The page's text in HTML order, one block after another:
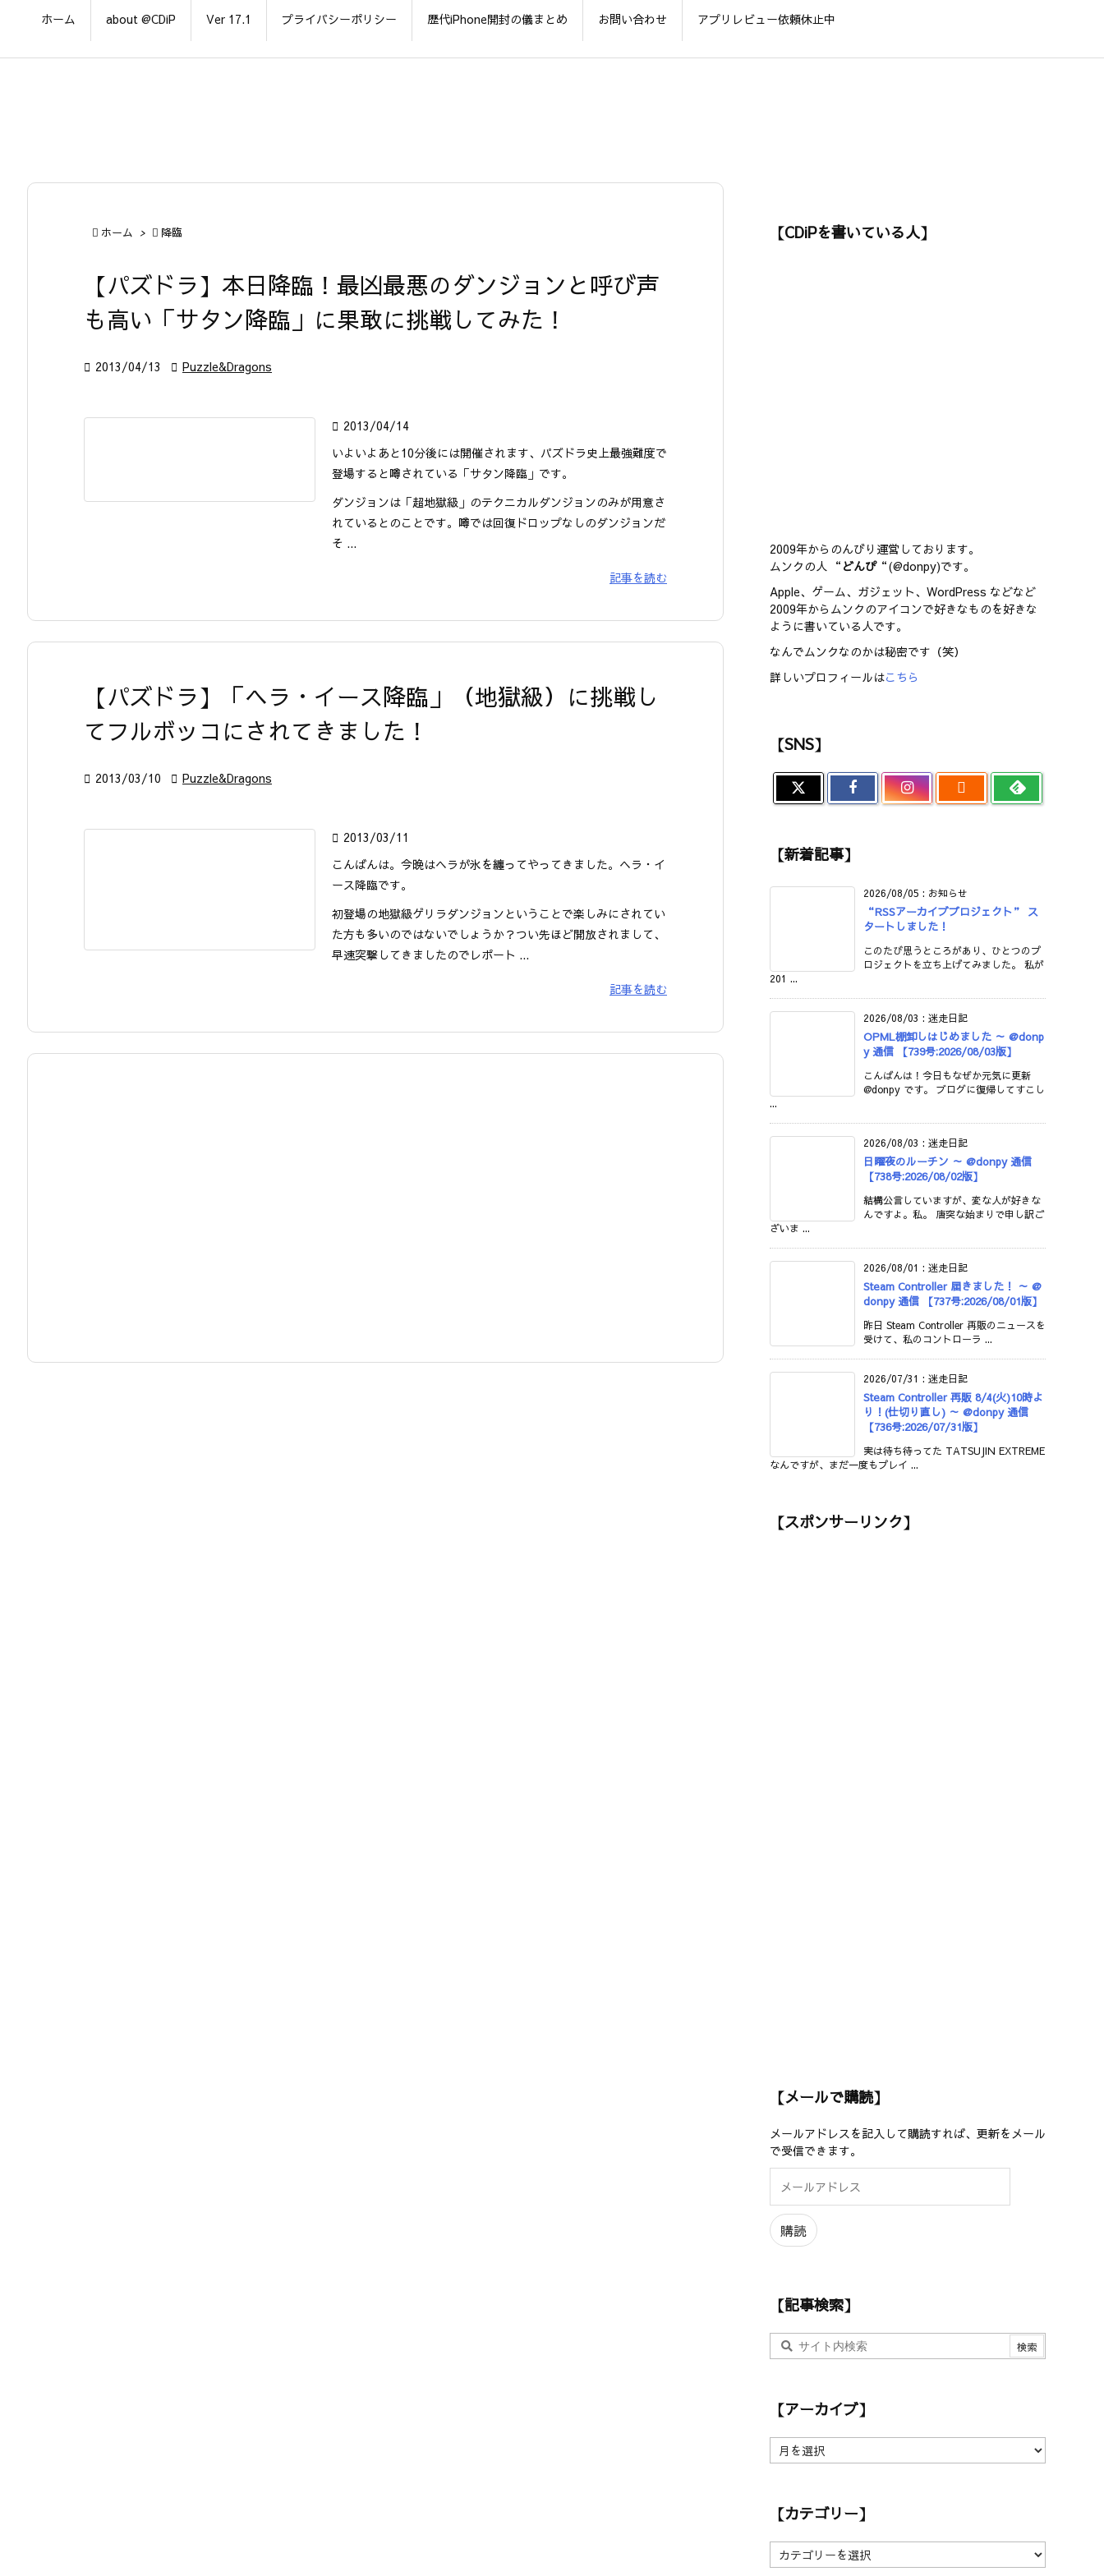
ホーム about @CDiP Ver 17.1 プライバシーポリシー 歴代iPhone開封の儀まとめ お問い合わせ アプリレビュー依頼休止中
 ホーム >  降臨
【パズドラ】本日降臨！最凶最悪のダンジョンと呼び声
も高い「サタン降臨」に果敢に挑戦してみた！
 2013/04/13  Puzzle&Dragons
 2013/04/14
いよいよあと10分後には開催されます、パズドラ史上最強難度で
登場すると噂されている「サタン降臨」です。
ダンジョンは「超地獄級」のテクニカルダンジョンのみが用意さ
れているとのことです。噂では回復ドロップなしのダンジョンだ
そ ...
記事を読む
【パズドラ】「ヘラ・イース降臨」（地獄級）に挑戦し
てフルボッコにされてきました！
 2013/03/10  Puzzle&Dragons
 2013/03/11
こんばんは。今晩はヘラが氷を纏ってやってきました。ヘラ・イ
ース降臨です。
初登場の地獄級ゲリラダンジョンということで楽しみにされてい
た方も多いのではないでしょうか？つい先ほど開放されまして、
早速突撃してきましたのでレポート ...
記事を読む
【CDiPを書いている人】
2009年からのんびり運営しております。
ムンクの人 “ どんぴ“(@donpy)です。
Apple、ゲーム、ガジェット、WordPress などなど
2009年からムンクのアイコンで好きなものを好きな
ように書いている人です。
なんでムンクなのかは秘密です（笑）
詳しいプロフィールはこちら
【SNS】

【新着記事】
2026/08/05 : お知らせ
“RSSアーカイブプロジェクト” ス
タートしました！
このたび思うところがあり、ひとつのプ
ロジェクトを立ち上げてみました。 私が
201 ...
2026/08/03 : 迷走日記
OPML棚卸しはじめました ～ @donp
y 通信 【739号:2026/08/03版】
こんばんは！今日もなぜか元気に更新
@donpy です。 ブログに復帰してすこし
...
2026/08/03 : 迷走日記
日曜夜のルーチン ～ @donpy 通信
【738号:2026/08/02版】
結構公言していますが、変な人が好きな
んですよ。私。 唐突な始まりで申し訳ご
ざいま ...
2026/08/01 : 迷走日記
Steam Controller 届きました！ ～ @
donpy 通信 【737号:2026/08/01版】
昨日 Steam Controller 再販のニュースを
受けて、私のコントローラ ...
2026/07/31 : 迷走日記
Steam Controller 再販 8/4(火)10時よ
り！(仕切り直し) ～ @donpy 通信
【736号:2026/07/31版】
実は待ち待ってた TATSUJIN EXTREME
なんですが、まだ一度もプレイ ...
【スポンサーリンク】
【メールで購読】
メールアドレスを記入して購読すれば、更新をメール
で受信できます。
ル
ア
ド
購読
【記事検索】
【アーカイブ】
ア
イ
】
【カテゴリー】
【
カ